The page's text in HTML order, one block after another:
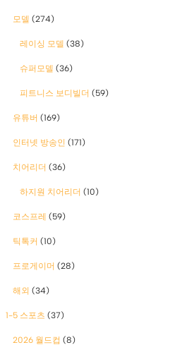
모델 (274)
레이싱 모델 (38)
슈퍼모델 (36)
피트니스 보디빌더 (59)
유튜버 (169)
인터넷 방송인 (171)
치어리더 (36)
하지원 치어리더 (10)
코스프레 (59)
틱톡커 (10)
프로게이머 (28)
해외 (34)
1-5 스포츠 (37)
2026 월드컵 (8)